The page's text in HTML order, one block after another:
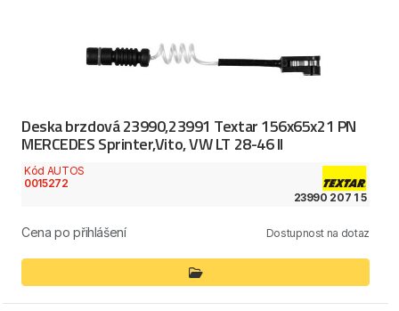
Deska brzdová 23990,23991 Textar 156x65x21 PN
MERCEDES Sprinter,Vito, VW LT 28-46 II
Kód AUTOS
0015272
23990 207 1 5
Cena po přihlášení Dostupnost na dotaz